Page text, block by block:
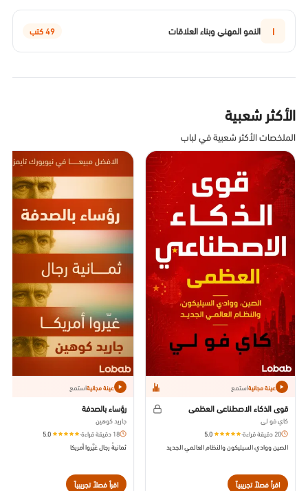
ا النمو المهني وبناء العلاقات 49 كتب
الأكثر شعبية
الملخصات الأكثر شعبية في لباب
عينة مجانيةاستمع
قوى الذكاء الاصطناعي العظمى
كاي فو لي
20 دقيقة قراءة
·
5.0
الصين ووادي السيليكون والنظام العالمي الجديد
اقرأ فصلاً تجريبياً
عينة مجانيةاستمع
رؤساء بالصدفة
جاريد كوهين
18 دقيقة قراءة
·
5.0
ثمانيةُ رجال غيَّروا أمريكا
اقرأ فصلاً تجريبياً